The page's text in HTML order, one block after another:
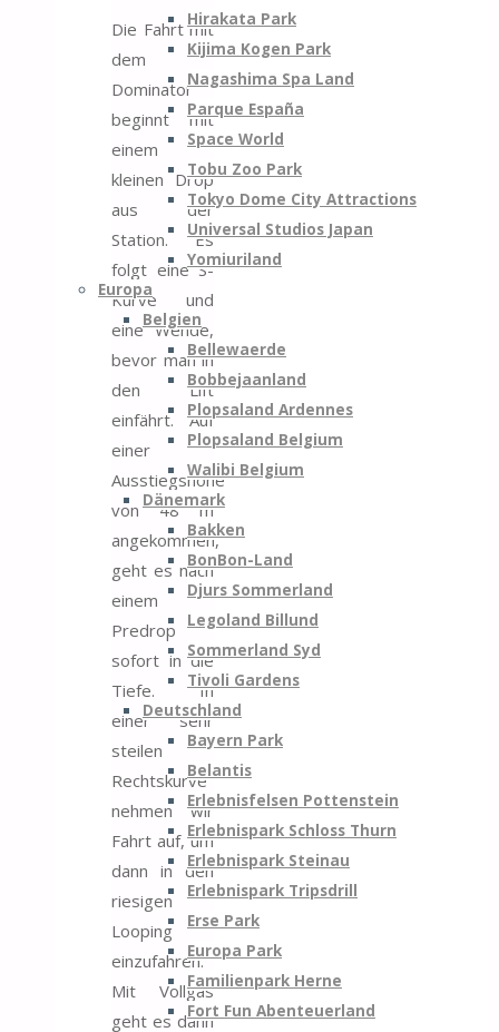
Hirakata Park
Kijima Kogen Park
Nagashima Spa Land
Parque España
Space World
Tobu Zoo Park
Tokyo Dome City Attractions
Universal Studios Japan
Yomiuriland
Europa
Belgien
Bellewaerde
Bobbejaanland
Plopsaland Ardennes
Plopsaland Belgium
Walibi Belgium
Dänemark
Bakken
BonBon-Land
Djurs Sommerland
Legoland Billund
Sommerland Syd
Tivoli Gardens
Deutschland
Bayern Park
Belantis
Erlebnisfelsen Pottenstein
Erlebnispark Schloss Thurn
Erlebnispark Steinau
Erlebnispark Tripsdrill
Erse Park
Europa Park
Familienpark Herne
Fort Fun Abenteuerland
Die Fahrt mit
dem
Dominator
beginnt mit
einem
kleinen Drop
aus der
Station. Es
folgt eine S-
Kurve und
eine Wende,
bevor man in
den Lift
einfährt. Auf
einer
Ausstiegshöhe
von 48 m
angekommen,
geht es nach
einem
Predrop
sofort in die
Tiefe. In
einer sehr
steilen
Rechtskurve
nehmen wir
Fahrt auf, um
dann in den
riesigen
Looping
einzufahren.
Mit Vollgas
geht es dann